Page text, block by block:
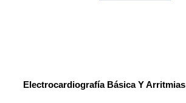
Electrocardiografía Básica Y Arritmias